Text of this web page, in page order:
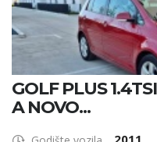
GOLF PLUS
A NOVO...
2011